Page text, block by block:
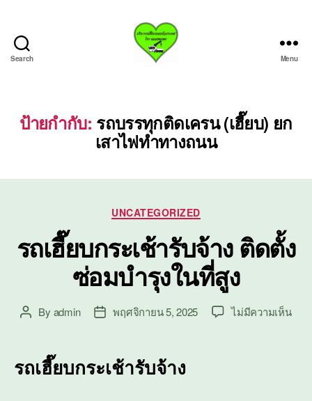
Search
บรถ
ยก
ทั่ว
Menu
ป้ายกำกับ: รถบรรทุกติดเครน (เฮี๊ยบ) ยก
เสาไฟทำทางถนน
Categories
UNCATEGORIZED
รถเฮี๊ยบกระเช้ารับจ้าง ติดตั้ง
ซ่อมบำรุงในที่สูง
PostBy admin
Postพฤศจิกายน 5, 2025 ไม่มีความเห็นบน
รถเฮี๊ยบกระเช้ารับจ้าง